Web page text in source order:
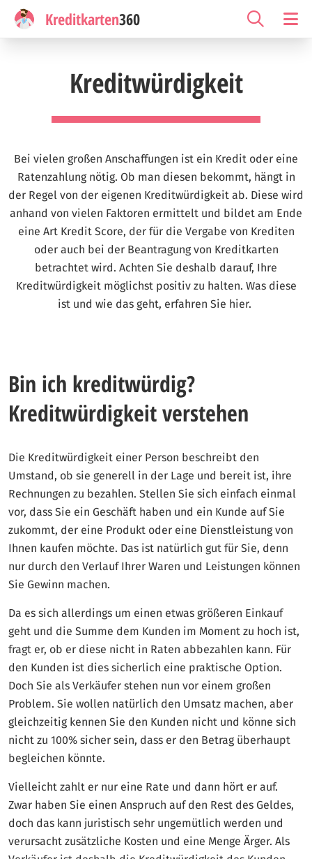
Kreditkarten360
Kreditwürdigkeit
Bei vielen großen Anschaffungen ist ein Kredit oder eine
Ratenzahlung nötig. Ob man diesen bekommt, hängt in
der Regel von der eigenen Kreditwürdigkeit ab. Diese wird
anhand von vielen Faktoren ermittelt und bildet am Ende
eine Art Kredit Score, der für die Vergabe von Krediten
oder auch bei der Beantragung von Kreditkarten
betrachtet wird. Achten Sie deshalb darauf, Ihre
Kreditwürdigkeit möglichst positiv zu halten. Was diese
ist und wie das geht, erfahren Sie hier.
Bin ich kreditwürdig?
Kreditwürdigkeit verstehen
Die Kreditwürdigkeit einer Person beschreibt den
Umstand, ob sie generell in der Lage und bereit ist, ihre
Rechnungen zu bezahlen. Stellen Sie sich einfach einmal
vor, dass Sie ein Geschäft haben und ein Kunde auf Sie
zukommt, der eine Produkt oder eine Dienstleistung von
Ihnen kaufen möchte. Das ist natürlich gut für Sie, denn
nur durch den Verlauf Ihrer Waren und Leistungen können
Sie Gewinn machen.
Da es sich allerdings um einen etwas größeren Einkauf
geht und die Summe dem Kunden im Moment zu hoch ist,
fragt er, ob er diese nicht in Raten abbezahlen kann. Für
den Kunden ist dies sicherlich eine praktische Option.
Doch Sie als Verkäufer stehen nun vor einem großen
Problem. Sie wollen natürlich den Umsatz machen, aber
gleichzeitig kennen Sie den Kunden nicht und könne sich
nicht zu 100% sicher sein, dass er den Betrag überhaupt
begleichen könnte.
Vielleicht zahlt er nur eine Rate und dann hört er auf.
Zwar haben Sie einen Anspruch auf den Rest des Geldes,
doch das kann juristisch sehr ungemütlich werden und
verursacht zusätzliche Kosten und eine Menge Ärger. Als